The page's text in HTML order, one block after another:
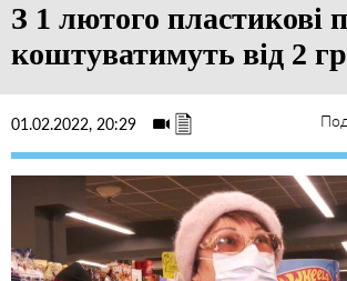
З 1 лютого пластикові
коштуватимуть від 2
01.02.2022, 20:29